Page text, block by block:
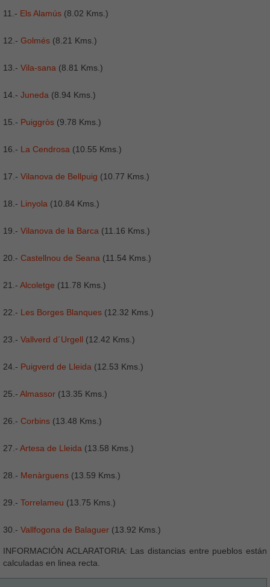
11.- Els Alamús (8.02 Kms.)
12.- Golmés (8.21 Kms.)
13.- Vila-sana (8.81 Kms.)
14.- Juneda (8.94 Kms.)
15.- Puiggròs (9.78 Kms.)
16.- La Cendrosa (10.55 Kms.)
17.- Vilanova de Bellpuig (10.77 Kms.)
18.- Linyola (10.84 Kms.)
19.- Vilanova de la Barca (11.16 Kms.)
20.- Castellnou de Seana (11.54 Kms.)
21.- Alcoletge (11.78 Kms.)
22.- Les Borges Blanques (12.32 Kms.)
23.- Vallverd d´Urgell (12.42 Kms.)
24.- Puigverd de Lleida (12.53 Kms.)
25.- Almassor (13.35 Kms.)
26.- Corbins (13.48 Kms.)
27.- Artesa de Lleida (13.58 Kms.)
28.- Menàrguens (13.59 Kms.)
29.- Torrelameu (13.75 Kms.)
30.- Vallfogona de Balaguer (13.92 Kms.)
INFORMACIÓN ACLARATORIA: Las distancias entre pueblos están
calculadas en linea recta.